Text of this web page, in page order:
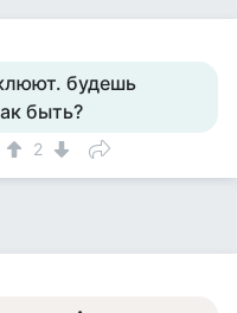
будешь
быть?
2